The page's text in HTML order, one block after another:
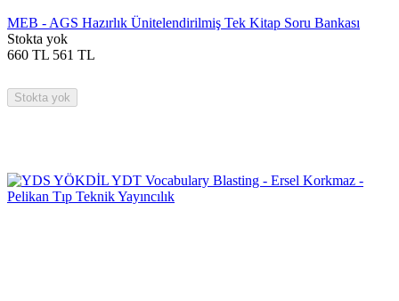
MEB - AGS Hazırlık Ünitelendirilmiş Tek Kitap Soru Bankası
Stokta yok
660 TL 561 TL
Stokta yok